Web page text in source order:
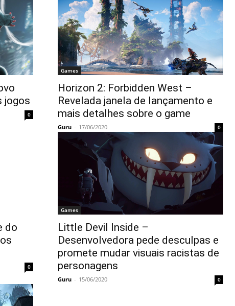
jogos
0
Games
Horizon 2: Forbidden West –
Revelada janela de lançamento e
mais detalhes sobre o game
Guru - 17/06/2020 0
do
0
Games
Little Devil Inside –
Desenvolvedora pede desculpas e
promete mudar visuais racistas de
personagens
Guru - 15/06/2020 0